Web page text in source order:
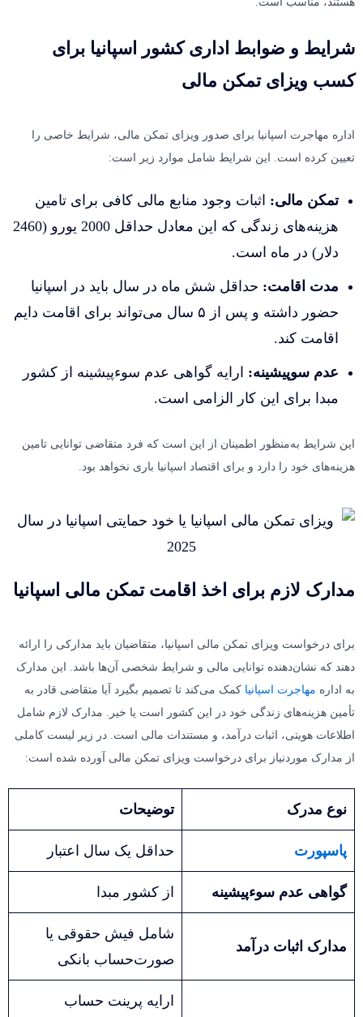
o
d
e
l
n
k
شرایط و ضوابط اداری کشور اسپانیا برای
کسب ویزای تمکن مالی
اداره مهاجرت اسپانیا برای صدور ویزای تمکن مالی، شرایط خاصی را
تعیین کرده است. این شرایط شامل موارد زیر است:
تمکن مالی: اثبات وجود منابع مالی کافی برای تامین
هزینه‌های زندگی که این معادل حداقل 2000 یورو (2460
دلار) در ماه است.
مدت اقامت: حداقل شش ماه در سال باید در اسپانیا
حضور داشته و پس از ۵ سال می‌تواند برای اقامت دایم
اقامت کند.
عدم سوپیشینه: ارایه گواهی عدم سوءپیشینه از کشور
مبدا برای این کار الزامی است.
این شرایط به‌منظور اطمینان از این است که فرد متقاضی توانایی تامین
هزینه‌های خود را دارد و برای اقتصاد اسپانیا باری نخواهد بود.
مدارک لازم برای اخذ اقامت تمکن مالی اسپانیا
برای درخواست ویزای تمکن مالی اسپانیا، متقاضیان باید مدارکی را ارائه
دهند که نشان‌دهنده توانایی مالی و شرایط شخصی آن‌ها باشد. این مدارک
به اداره مهاجرت اسپانیا کمک می‌کند تا تصمیم بگیرد آیا متقاضی قادر به
تأمین هزینه‌های زندگی خود در این کشور است یا خیر. مدارک لازم شامل
اطلاعات هویتی، اثبات درآمد، و مستندات مالی است. در زیر لیست کاملی
از مدارک موردنیاز برای درخواست ویزای تمکن مالی آورده شده است:
نوع مدرک توضیحات
پاسپورت حداقل یک سال اعتبار
گواهی عدم سوءپیشینه از کشور مبدا
مدارک اثبات درآمد
شامل فیش حقوقی یا
صورت‌حساب بانکی
ارایه پرینت حساب